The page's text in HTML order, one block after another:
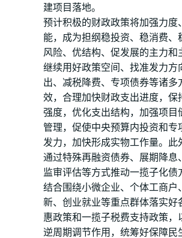
建项目落地。
预计积极的财政政策将加强力度
能，成为担纲稳投资、稳消费、
风险、优结构、促发展的主力和
继续用好政策空间、找准发力方
出、减税降费、专项债券等诸多
效，合理加快财政支出进度，保
强度，优化支出结构，加强项目
管理，促使中央预算内投资和专
发力，加快形成实物工作量。此
通过特殊再融资债券、展期降息
监审评估等方式推动一揽子化债
结合围绕小微企业、个体工商户
新、创业就业等重点群体落实好
惠政策和一揽子税费支持政策，
逆周期调节作用，统筹好保障民